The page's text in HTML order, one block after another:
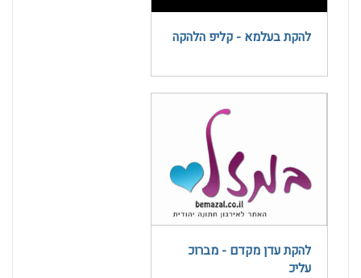
להקת בעלמא - קליפ הלהקה
להקת עדן מקדם - מברוכ
עליכ